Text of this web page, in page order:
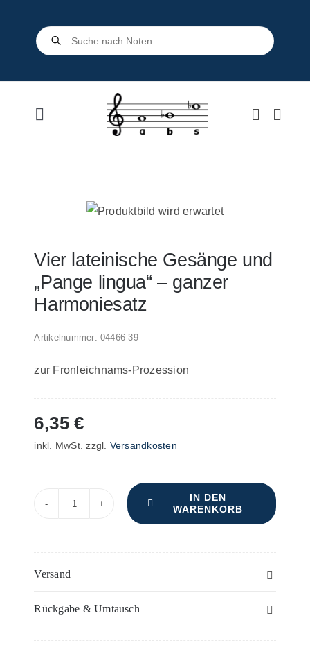
Products
search
Toggle
Kontakt
Vier lateinische Gesänge und
„Pange lingua“ – ganzer
Harmoniesatz
Artikelnummer: 04466-39
zur Fronleichnams-Prozession
6,35€
inkl. MwSt. zzgl. Versandkosten
lingua"
IN DEN
WARENKORB
Versand
Rückgabe & Umtausch